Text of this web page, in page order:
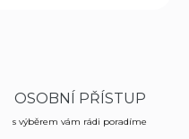
OSOBNÍ PŘÍSTUP
s výběrem vám rádi poradíme